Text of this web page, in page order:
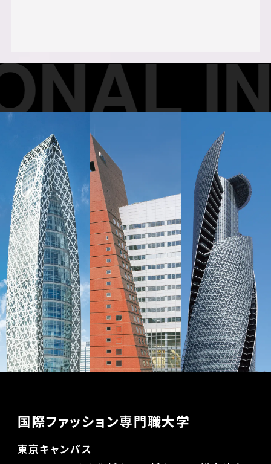
国際ファッション専門職大学
東京キャンパス